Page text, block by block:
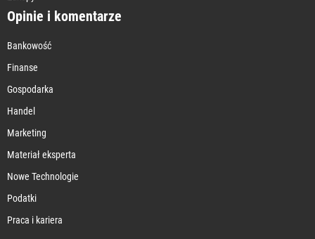
Opinie i komentarze
Bankowość
Finanse
Gospodarka
Handel
Marketing
Materiał eksperta
Nowe Technologie
Podatki
Praca i kariera